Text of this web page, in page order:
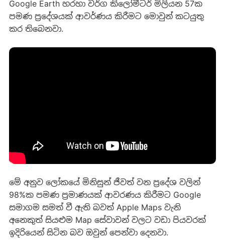
Google Earth හරහා වර්ග කිලෝමීටර් මිලියන 57ක
පමණ ප්‍රදේශයක් ආවර්ණය කිරීමට මොවුන් කටයුතු
කර තිබෙනවා.
මේ අනුව ලෝකයේ මිනිසුන් ජීවත් වන ප්‍රදේශ වලින්
98%ක පමණ ප්‍රමාණයක් ආවරණය කිරීමට Google
සමාගම සමත් වී ඇති බවත් Apple Maps වැනි
අනෙකුත් සියළුම Map සේවාවන් වලට වඩා පියවරක්
ඉදිරියෙන් සිටින බව ඔවුන් පෙන්වා දෙනවා.